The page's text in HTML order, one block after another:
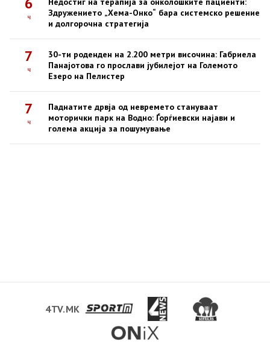
ч
Здружението „Хема-Онко“ бара системско решение
и долгорочна стратегија
7
ч
30-ти роденден на 2.200 метри височина: Габриела
Панајотова го прослави јубилејот на Големото
Езеро на Пелистер
7
ч
Паднатите дрвја од невремето стануваат
моторички парк на Водно: Ѓорѓиевски најави и
голема акција за пошумување
4TV.MK